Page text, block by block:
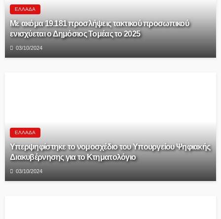
ΕΛΛΆΔΑ
Με ακόμα 19.181 προσλήψεις τακτικού προσωπικού
ενισχύεται ο Δημόσιος Τομέας το 2025
03/10/2024
ΕΛΛΆΔΑ
Υπερψηφίστηκε το νομοσχέδιο του Υπουργείου Ψηφιακής
Διακυβέρνησης για το Κτηματολόγιο
03/10/2024